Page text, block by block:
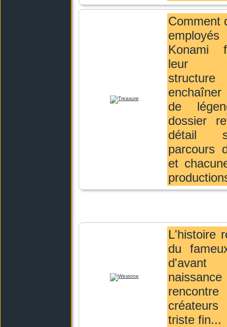
Comment
Konami
leur
de
dossier
détail
parcours
et
L'histoire
du
triste fin...